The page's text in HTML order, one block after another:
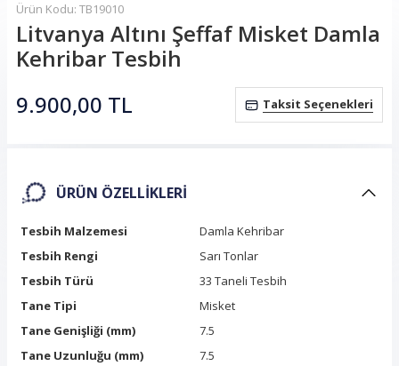
Ürün Kodu: TB19010
Litvanya Altını Şeffaf Misket Damla
Kehribar Tesbih
9.900,00 TL Taksit Seçenekleri
ÜRÜN ÖZELLIKLERI
Tesbih Malzemesi
Damla Kehribar
Tesbih Rengi
Sarı Tonlar
Tesbih Türü
33 Taneli Tesbih
Tane Tipi
Misket
Tane Genişliği (mm)
7.5
Tane Uzunluğu (mm)
7.5